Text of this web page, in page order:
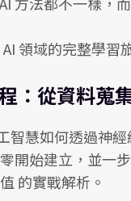
領域的完整學習
：從資料蒐
智慧如何透過神
開始建立，並一
的實戰解析。